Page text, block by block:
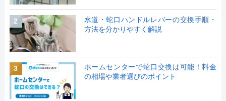
2
水道・蛇口ハンドルレバーの交換手順・
方法を分かりやすく解説
3
ホームセンターで蛇口交換は可能！料金
の相場や業者選びのポイント